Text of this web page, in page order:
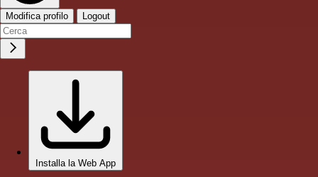
Modifica profilo Logout
Installa la Web App